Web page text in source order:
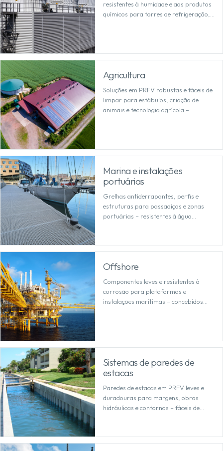
resistentes à humidade e aos produtos
químicos para torres de refrigeração,
Agricultura
Soluções em PRFV robustas e fáceis de
limpar para estábulos, criação de
animais e tecnologia agrícola –
Marina e instalações
portuárias
Grelhas antiderrapantes, perfis e
estruturas para passadiços e zonas
portuárias – resistentes à água
Offshore
Componentes leves e resistentes à
corrosão para plataformas e
instalações marítimas – concebidos
Sistemas de paredes de
estacas
Paredes de estacas em PRFV leves e
duradouras para margens, obras
hidráulicas e contornos – fáceis de